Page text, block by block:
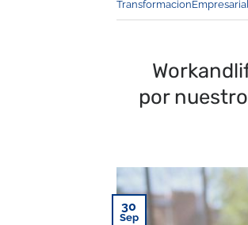
por
30
Sep